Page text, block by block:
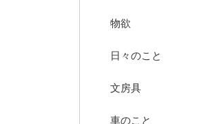
物欲
日々のこと
文房具
車のこと